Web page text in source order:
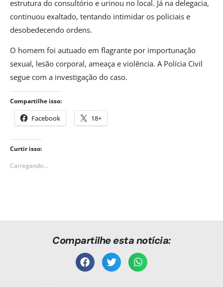
estrutura do consultório e urinou no local. Já na delegacia,
continuou exaltado, tentando intimidar os policiais e
desobedecendo ordens.
O homem foi autuado em flagrante por importunação
sexual, lesão corporal, ameaça e violência. A Polícia Civil
segue com a investigação do caso.
Compartilhe isso:
Facebook 18+
Curtir isso:
Carregando...
Compartilhe esta notícia: